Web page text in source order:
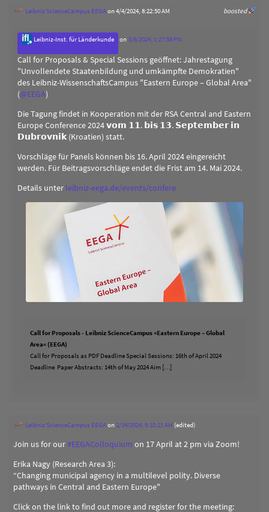
boosted
Leibniz ScienceCampus EEGAon 4/4/2024, 8:22:50 AM
Leibniz-Inst. für Länderkunde on3/6/2024, 1:27:58 PM
Call for Proposals & Special Sessions geöffnet: Jahrestagung
"Unvollendete Staatenbildung und umkämpfte Demokratien"
des Leibniz-WissenschaftsCampus "Eastern Europe – Global Area"
(@EEGA)
Die Tagung findet in Kooperation mit der RSA Central and Eastern
Europe Conference 2024 𝘃𝗼𝗺 𝟭𝟭. 𝗯𝗶𝘀 𝟭𝟯. 𝗦𝗲𝗽𝘁𝗲𝗺𝗯𝗲𝗿 𝗶𝗻
𝗗𝘂𝗯𝗿𝗼𝘃𝗻𝗶𝗸 (Kroatien) statt.
Vorschläge für Panels können bis 16. April 2024 eingereicht
werden. Für Beitragsvorschläge endet die Frist am 14. Mai 2024.
Details unter leibniz-eega.de/events/confere
Call for Proposals - Leibniz ScienceCampus »Eastern Europe – Global
Area« (EEGA)
Call for Proposals as PDF Deadline Special Sessions: 16th of April 2024
Deadline Paper Abstracts: 14th of May 2024 Aim […]
Leibniz ScienceCampus EEGAon2/14/2024, 8:10:21 AM (edited)
Join us for our#EEGAColloquium on 17 April at 2 pm via Zoom!
Erika Nagy (Research Area 3):
“Changing municipal agency in a multilevel polity. Diverse
pathways in Central and Eastern Europe"
Click on the link to find out more and register for the meeting: